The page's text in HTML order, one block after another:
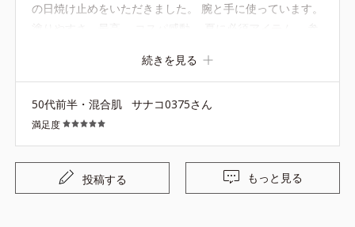
の日焼け止めをいただきました。 腕と手に使っています。
塗りやすさ、最高。 コスパ感動。 夏に必須アイテム。 参
続きを見る
50代前半・混合肌 サナコ0375さん
満足度
投稿する もっと見る